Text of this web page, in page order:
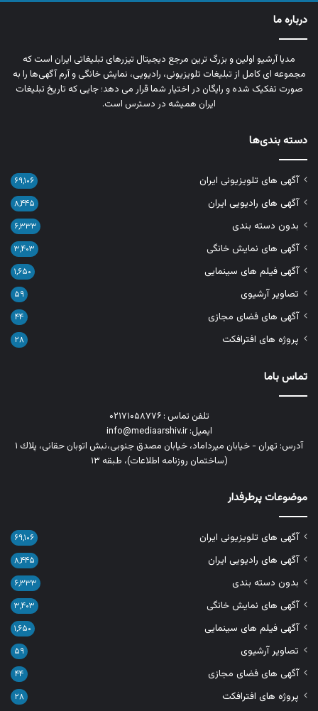
درباره ما
مدیا آرشیو اولین و بزرگ‌ ترین مرجع دیجیتال تیزرهای تبلیغاتی ایران است که
مجموعه‌ ای کامل از تبلیغات تلویزیونی، رادیویی، نمایش خانگی و آرم‌ آگهی‌ها را به‌
صورت تفکیک‌ شده و رایگان در اختیار شما قرار می‌ دهد؛ جایی که تاریخ تبلیغات
ایران همیشه در دسترس است.
دسته بندی‌ها
آگهی های تلویزیونی ایران ۶۹,۱۰۶
آگهی های رادیویی ایران ۸,۴۴۵
بدون دسته بندی ۶,۳۳۳
آگهی های نمایش خانگی ۳,۴۰۳
آگهی فیلم های سینمایی ۱,۶۵۰
تصاویر آرشیوی ۵۹
آگهی های فضای مجازی ۴۴
پروژه های افترافکت ۲۸
تماس باما
تلفن تماس : ۰۲۱۷۱۰۵۸۷۷۶
ایمیل: info@mediaarshiv.ir
آدرس: تهران - خیابان میرداماد، خیابان مصدق جنوبی،نبش اتوبان حقانی، پلاك ١
(ساختمان روزنامه اطلاعات)، طبقه ۱۳
موضوعات پرطرفدار
آگهی های تلویزیونی ایران ۶۹,۱۰۶
آگهی های رادیویی ایران ۸,۴۴۵
بدون دسته بندی ۶,۳۳۳
آگهی های نمایش خانگی ۳,۴۰۳
آگهی فیلم های سینمایی ۱,۶۵۰
تصاویر آرشیوی ۵۹
آگهی های فضای مجازی ۴۴
پروژه های افترافکت ۲۸